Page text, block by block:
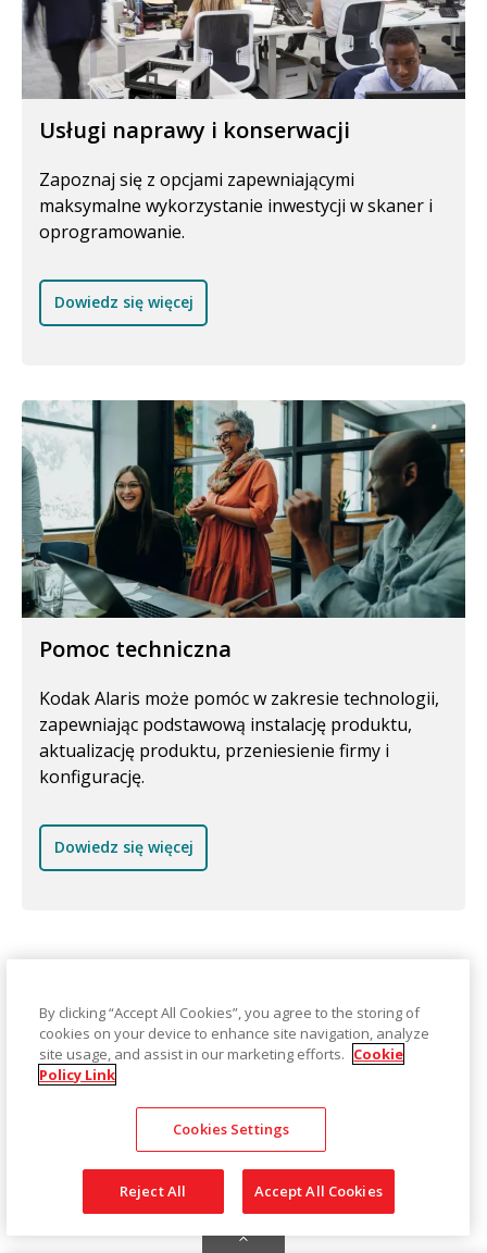
Usługi naprawy i konserwacji
Zapoznaj się z opcjami zapewniającymi
maksymalne wykorzystanie inwestycji w skaner i
oprogramowanie.
Dowiedz się więcej
Pomoc techniczna
Kodak Alaris może pomóc w zakresie technologii,
zapewniając podstawową instalację produktu,
aktualizację produktu, przeniesienie firmy i
konfigurację.
Dowiedz się więcej
Broszury
KODAK-S3120-Max-S3140-Max-Scanner-flyer-EN.pdf
Kodak A3 Size Flatbed Accessories brochure
By clicking “Accept All Cookies”, you agree to the storing of
cookies on your device to enhance site navigation, analyze
site usage, and assist in our marketing efforts. Cookie
Policy Link
Cookies Settings
Reject All Accept All Cookies